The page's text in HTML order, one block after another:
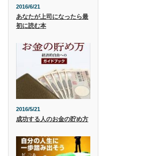
2016/6/21
あなたが上司になったら最
初に読む本
2016/5/21
成功する人のお金の貯め方